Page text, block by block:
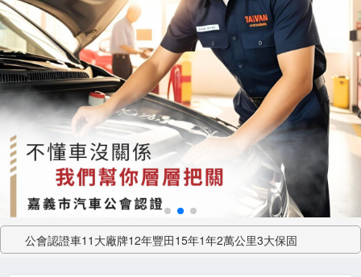
公會認證車11大廠牌12年豐田15年1年2萬公里3大保固